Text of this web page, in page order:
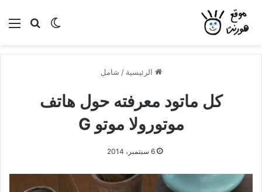
بحثالوضع
الرئيسية / شامل
كل ماتود معرفته حول هاتف
موتورولا موتو G
6 سبتمبر، 2014